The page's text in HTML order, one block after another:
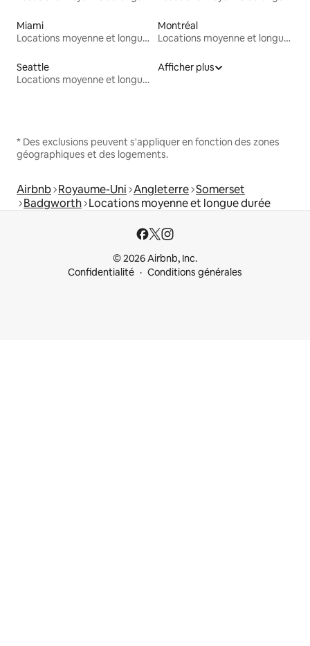
Miami
Locations moyenne et longue durée
Montréal
Locations moyenne et longue durée
Seattle
Locations moyenne et longue durée
Afficher plus
* Des exclusions peuvent s'appliquer en fonction des zones
géographiques et des logements.
Airbnb Royaume-Uni Angleterre Somerset
Badgworth Locations moyenne et longue durée
© 2026 Airbnb, Inc.
Confidentialité
Conditions générales